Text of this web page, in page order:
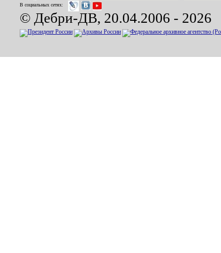
В социальных сетях:
© Дебри-ДВ, 20.04.2006 - 2026